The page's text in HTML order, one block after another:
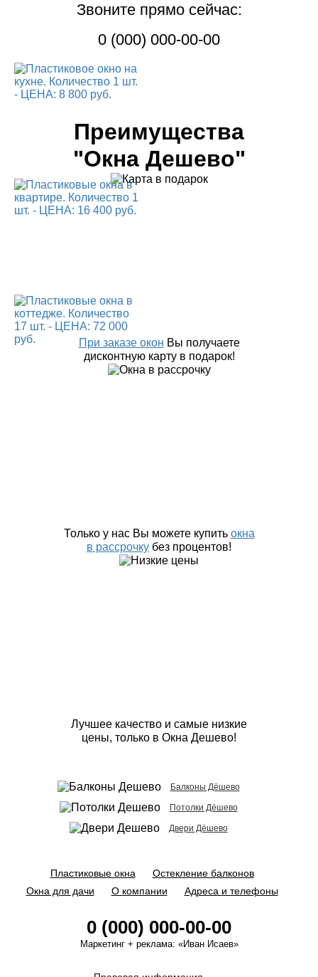
Звоните прямо сейчас:
0 (000) 000-00-00
Преимущества
"Окна Дешево"
При заказе окон Вы получаете
дисконтную карту в подарок!
Только у нас Вы можете купить окна
в рассрочку без процентов!
Лучшее качество и самые низкие
цены, только в Окна Дешево!
Балконы Дёшево
Потолки Дёшево
Двери Дёшево
Пластиковые окна
Остекление балконов
Окна для дачи
О компании Адреса и телефоны
0 (000) 000-00-00
Маркетинг + реклама: «Иван Исаев»